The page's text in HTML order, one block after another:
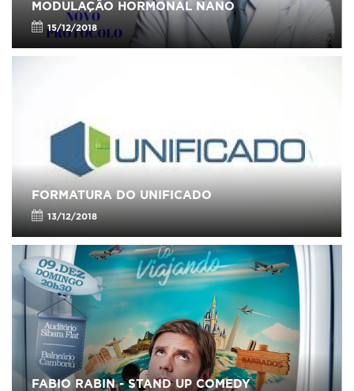
MODULAÇÃO HORMONAL NANO
15/12/2018
FORMATURA DO UNIFICADO
13/12/2018
FABIO RABIN - STAND UP COMEDY